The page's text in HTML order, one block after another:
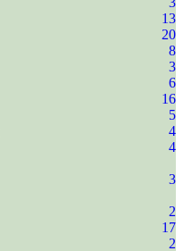
13
20
8
3
6
16
5
4
4
3
2
17
2